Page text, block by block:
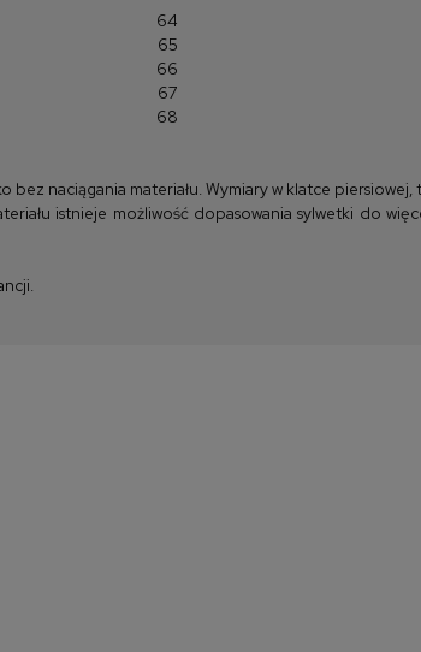
64
65
66
67
68
naciągania materiału. Wymiary w klatce
istnieje możliwość dopasowania sylwetki do